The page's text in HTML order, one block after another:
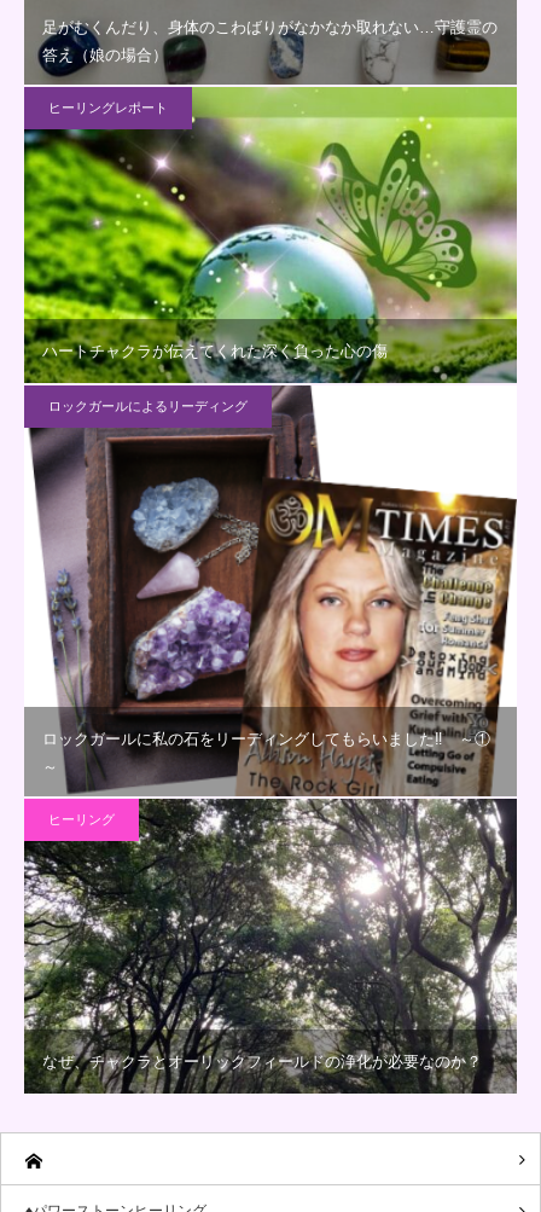
足がむくんだり、身体のこわばりがなかなか取れない…守護霊の
答え（娘の場合）
ヒーリングレポート
ハートチャクラが伝えてくれた深く負った心の傷
ロックガールによるリーディング
ロックガールに私の石をリーディングしてもらいました‼ ～①
～
ヒーリング
なぜ、チャクラとオーリックフィールドの浄化が必要なのか？